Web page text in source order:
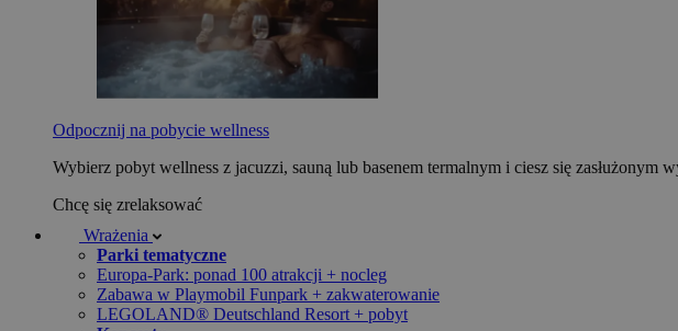
Odpocznij na pobycie wellness
Wybierz pobyt wellness z jacuzzi, sauną lub basenem termalnym i ciesz się zasłużonym
Chcę się zrelaksować
Wrażenia
Parki tematyczne
Europa-Park: ponad 100 atrakcji + nocleg
Zabawa w Playmobil Funpark + zakwaterowanie
LEGOLAND® Deutschland Resort + pobyt